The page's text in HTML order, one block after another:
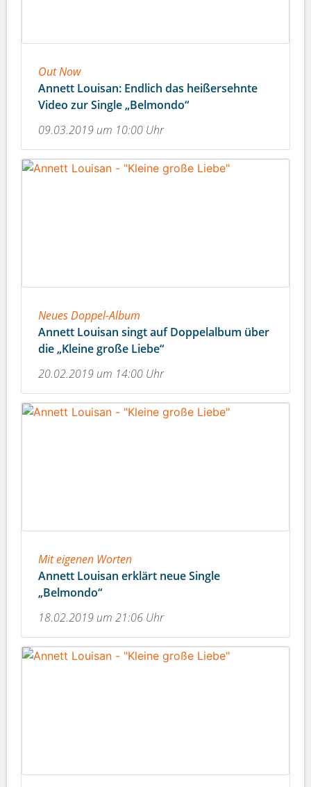
Out Now
Annett Louisan: Endlich das heißersehnte
Video zur Single „Belmondo“
09.03.2019 um 10:00 Uhr
Neues Doppel-Album
Annett Louisan singt auf Doppelalbum über
die „Kleine große Liebe“
20.02.2019 um 14:00 Uhr
Mit eigenen Worten
Annett Louisan erklärt neue Single
„Belmondo“
18.02.2019 um 21:06 Uhr